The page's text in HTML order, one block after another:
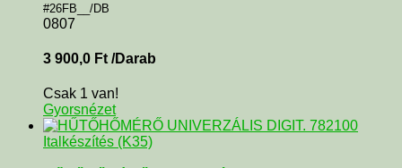
#26FB__/DB
0807
3 900,0 Ft /Darab
Csak 1 van!
Gyorsnézet
Italkészítés (K35)